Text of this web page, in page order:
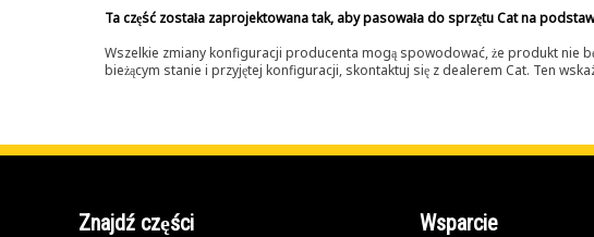
Ta część została zaprojektowana tak, aby pasowała do sprzętu Cat na
Wszelkie zmiany konfiguracji producenta mogą spowodować, że produkt nie
bieżącym stanie i przyjętej konfiguracji, skontaktuj się z dealerem Cat. Ten
Znajdź części Wsparcie